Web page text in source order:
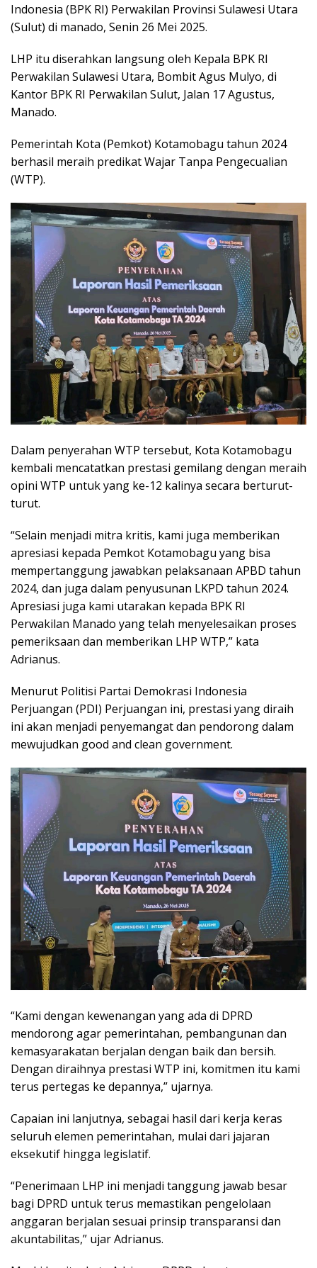
Indonesia (BPK RI) Perwakilan Provinsi Sulawesi Utara
(Sulut) di manado, Senin 26 Mei 2025.
LHP itu diserahkan langsung oleh Kepala BPK RI
Perwakilan Sulawesi Utara, Bombit Agus Mulyo, di
Kantor BPK RI Perwakilan Sulut, Jalan 17 Agustus,
Manado.
Pemerintah Kota (Pemkot) Kotamobagu tahun 2024
berhasil meraih predikat Wajar Tanpa Pengecualian
(WTP).
Dalam penyerahan WTP tersebut, Kota Kotamobagu
kembali mencatatkan prestasi gemilang dengan meraih
opini WTP untuk yang ke-12 kalinya secara berturut-
turut.
“Selain menjadi mitra kritis, kami juga memberikan
apresiasi kepada Pemkot Kotamobagu yang bisa
mempertanggung jawabkan pelaksanaan APBD tahun
2024, dan juga dalam penyusunan LKPD tahun 2024.
Apresiasi juga kami utarakan kepada BPK RI
Perwakilan Manado yang telah menyelesaikan proses
pemeriksaan dan memberikan LHP WTP,” kata
Adrianus.
Menurut Politisi Partai Demokrasi Indonesia
Perjuangan (PDI) Perjuangan ini, prestasi yang diraih
ini akan menjadi penyemangat dan pendorong dalam
mewujudkan good and clean government.
“Kami dengan kewenangan yang ada di DPRD
mendorong agar pemerintahan, pembangunan dan
kemasyarakatan berjalan dengan baik dan bersih.
Dengan diraihnya prestasi WTP ini, komitmen itu kami
terus pertegas ke depannya,” ujarnya.
Capaian ini lanjutnya, sebagai hasil dari kerja keras
seluruh elemen pemerintahan, mulai dari jajaran
eksekutif hingga legislatif.
“Penerimaan LHP ini menjadi tanggung jawab besar
bagi DPRD untuk terus memastikan pengelolaan
anggaran berjalan sesuai prinsip transparansi dan
akuntabilitas,” ujar Adrianus.